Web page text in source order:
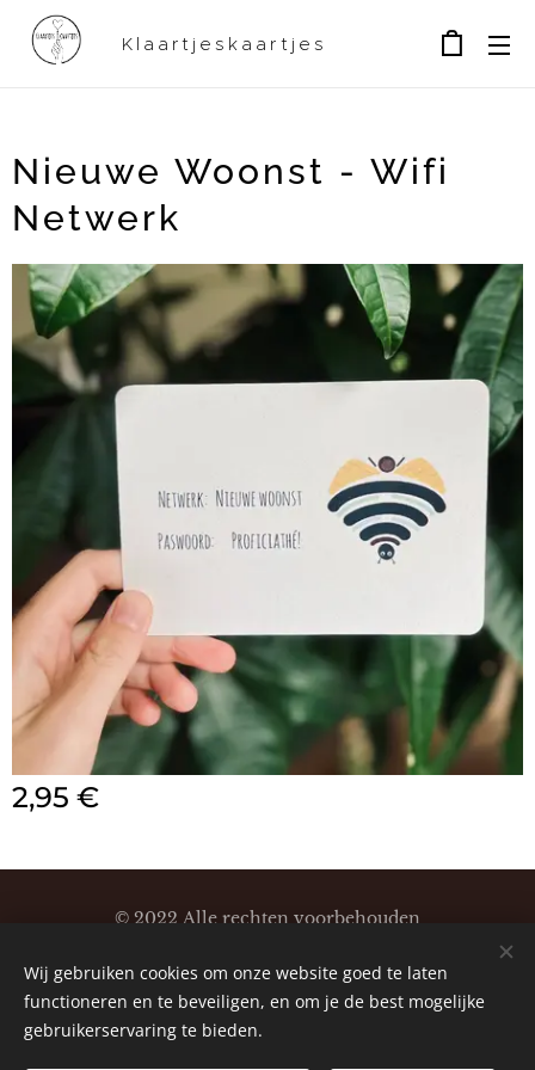
Klaartjeskaartjes
Nieuwe Woonst - Wifi
Netwerk
2,95 €
© 2022 Alle rechten voorbehouden
Cookies
Wij gebruiken cookies om onze website goed te laten
functioneren en te beveiligen, en om je de best mogelijke
gebruikerservaring te bieden.